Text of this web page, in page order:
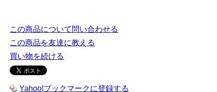
この商品について問い合わせる
この商品を友達に教える
買い物を続ける
Yahoo!ブックマークに登録する